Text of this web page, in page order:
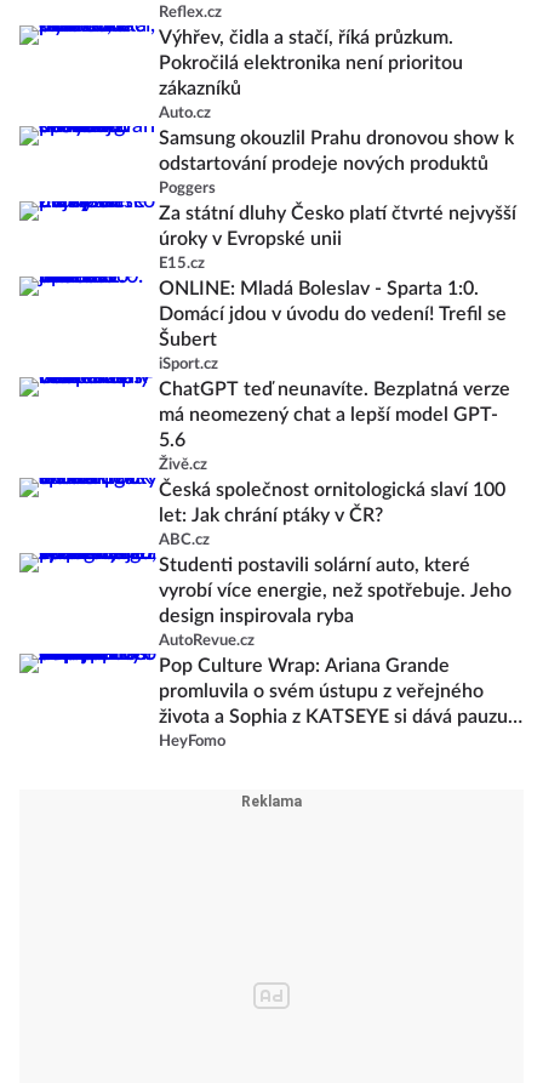
Reflex.cz
Výhřev, čidla a stačí, říká průzkum.
Pokročilá elektronika není prioritou
zákazníků
Auto.cz
Samsung okouzlil Prahu dronovou show k
odstartování prodeje nových produktů
Poggers
Za státní dluhy Česko platí čtvrté nejvyšší
úroky v Evropské unii
E15.cz
ONLINE: Mladá Boleslav - Sparta 1:0.
Domácí jdou v úvodu do vedení! Trefil se
Šubert
iSport.cz
ChatGPT teď neunavíte. Bezplatná verze
má neomezený chat a lepší model GPT-
5.6
Živě.cz
Česká společnost ornitologická slaví 100
let: Jak chrání ptáky v ČR?
ABC.cz
Studenti postavili solární auto, které
vyrobí více energie, než spotřebuje. Jeho
design inspirovala ryba
AutoRevue.cz
Pop Culture Wrap: Ariana Grande
promluvila o svém ústupu z veřejného
života a Sophia z KATSEYE si dává pauzu
od skupiny
HeyFomo